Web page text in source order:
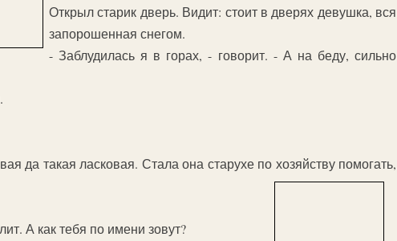
Открыл старик дверь. Видит: стоит в дверях девушка, вся
запорошенная снегом.
- Заблудилась я в горах, - говорит. - А на беду, сильно
да такая ласковая. Стала она старухе по хозяйству помогать,
А как тебя по имени зовут?